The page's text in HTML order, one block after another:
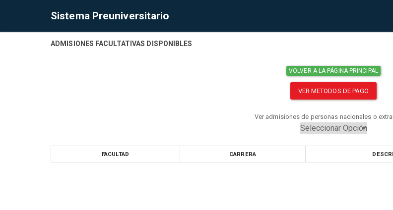
Sistema Preuniversitario
ADMISIONES FACULTATIVAS DISPONIBLES
VOLVER A LA PÁGINA PRINCIPAL
VER METODOS DE PAGO
Ver admisiones de personas nacionales o
FACULTAD CARRERA